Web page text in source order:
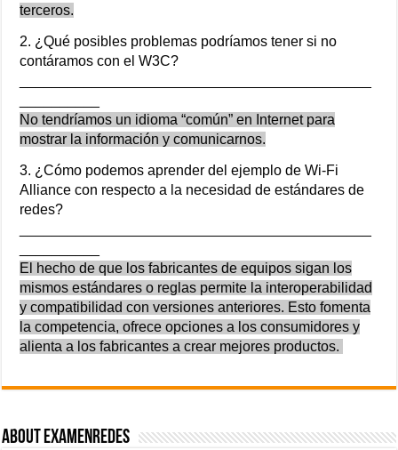
terceros.
2. ¿Qué posibles problemas podríamos tener si no
contáramos con el W3C?
No tendríamos un idioma “común” en Internet para
mostrar la información y comunicarnos.
3. ¿Cómo podemos aprender del ejemplo de Wi-Fi
Alliance con respecto a la necesidad de estándares de
redes?
El hecho de que los fabricantes de equipos sigan los
mismos estándares o reglas permite la interoperabilidad
y compatibilidad con versiones anteriores. Esto fomenta
la competencia, ofrece opciones a los consumidores y
alienta a los fabricantes a crear mejores productos.
About ExamenRedes